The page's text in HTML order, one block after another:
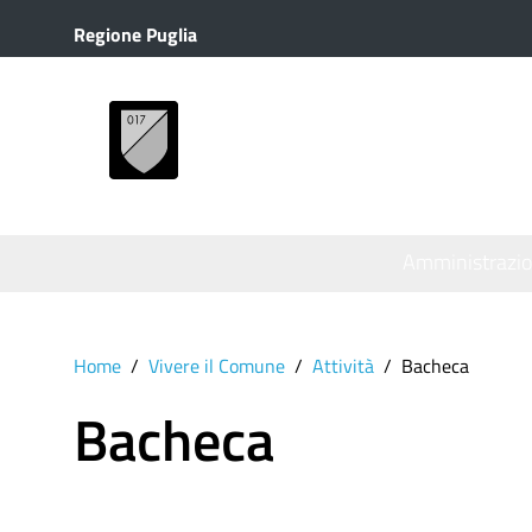
Regione Puglia
Home Vivere il Comune Attività Bacheca
Bacheca